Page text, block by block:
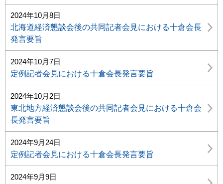
2024年10月8日
北海道経済懇談会後の共同記者会見における十倉会長
発言要旨
2024年10月7日
定例記者会見における十倉会長発言要旨
2024年10月2日
東北地方経済懇談会後の共同記者会見における十倉会
長発言要旨
2024年9月24日
定例記者会見における十倉会長発言要旨
2024年9月9日